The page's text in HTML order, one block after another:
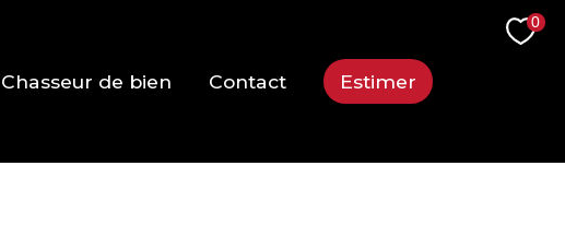
0
Chasseur de bien Contact Estimer